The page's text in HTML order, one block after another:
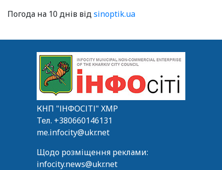
Погода на 10 днів відsinoptik.ua
КНП "ІНФОСІТІ" ХМР
Тел. +380660146131
me.infocity@ukr.net
Щодо розміщення реклами:
infocity.news@ukr.net